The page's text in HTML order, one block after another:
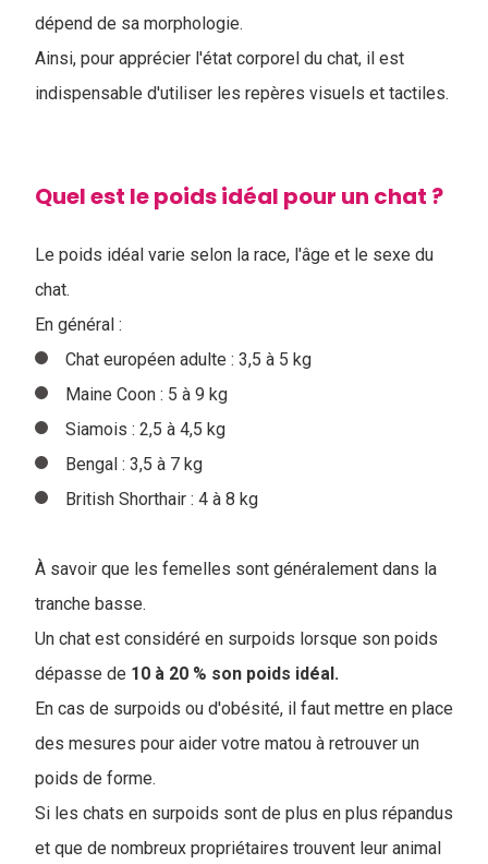
dépend de sa morphologie.
Ainsi, pour apprécier l'état corporel du chat, il est
indispensable d'utiliser les repères visuels et tactiles.
Quel est le poids idéal pour un chat ?
Le poids idéal varie selon la race, l'âge et le sexe du
chat.
En général :
Chat européen adulte : 3,5 à 5 kg
Maine Coon : 5 à 9 kg
Siamois : 2,5 à 4,5 kg
Bengal : 3,5 à 7 kg
British Shorthair : 4 à 8 kg
À savoir que les femelles sont généralement dans la
tranche basse.
Un chat est considéré en surpoids lorsque son poids
dépasse de 10 à 20 % son poids idéal.
En cas de surpoids ou d'obésité, il faut mettre en place
des mesures pour aider votre matou à retrouver un
poids de forme.
Si les chats en surpoids sont de plus en plus répandus
et que de nombreux propriétaires trouvent leur animal